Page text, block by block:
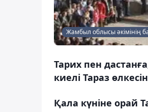
Жамбыл облысы әкімінің
Тарих пен
киелі Тараз
Қала күніне орай